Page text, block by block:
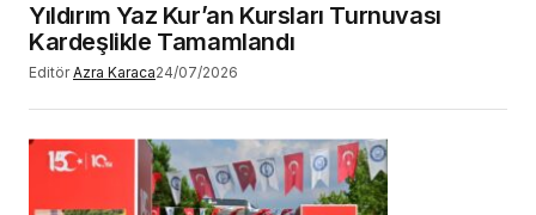
Yıldırım Yaz Kur’an Kursları Turnuvası
Kardeşlikle Tamamlandı
Editör Azra Karaca24/07/2026